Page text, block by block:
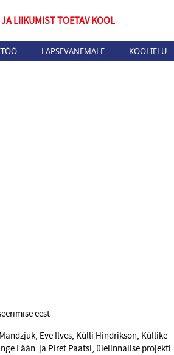
LIIKUMIST TOETAV KOOL
LAPSEVANEMALE KOOLIELU
eest
Eve Ilves, Külli Hindrikson, Küllike
Lään ja Piret Paatsi, ülelinnalise projekti